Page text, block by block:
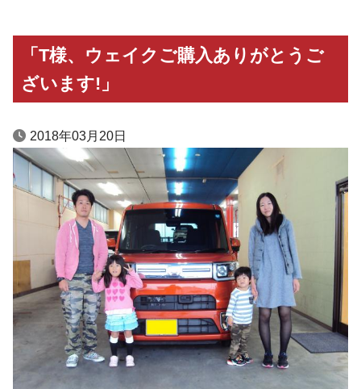
「T様、ウェイクご購入ありがとうご
ざいます!」
2018年03月20日